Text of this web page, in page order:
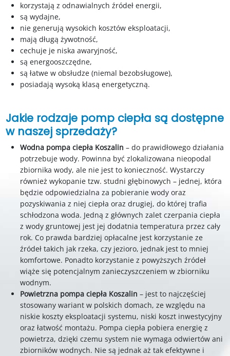
korzystają z odnawialnych źródeł energii,
są wydajne,
nie generują wysokich kosztów eksploatacji,
mają długą żywotność,
cechuje je niska awaryjność,
są energooszczędne,
są łatwe w obsłudze (niemal bezobsługowe),
posiadają wysoką klasą energetyczną.
Jakie rodzaje pomp ciepła są dostępne
w naszej sprzedaży?
Wodna pompa ciepła Koszalin – do prawidłowego działania
potrzebuje wody. Powinna być zlokalizowana nieopodal
zbiornika wody, ale nie jest to konieczność. Wystarczy
również wykopanie tzw. studni głębinowych – jednej, która
będzie odpowiedzialna za pobieranie wody oraz
pozyskiwania z niej ciepła oraz drugiej, do której trafia
schłodzona woda. Jedną z głównych zalet czerpania ciepła
z wody gruntowej jest jej dodatnia temperatura przez cały
rok. Co prawda bardziej opłacalne jest korzystanie ze
źródeł takich jak rzeka, czy jezioro, jednak jest to mniej
komfortowe. Ponadto korzystanie z powyższych źródeł
wiąże się potencjalnym zanieczyszczeniem w zbiorniku
wodnym.
Powietrzna pompa ciepła Koszalin – jest to najczęściej
stosowany wariant w polskich domach, ze względu na
niskie koszty eksploatacji systemu, niski koszt inwestycyjny
oraz łatwość montażu. Pompa ciepła pobiera energię z
powietrza, dzięki czemu system nie wymaga odwiertów ani
zbiorników wodnych. Nie są jednak aż tak efektywne i